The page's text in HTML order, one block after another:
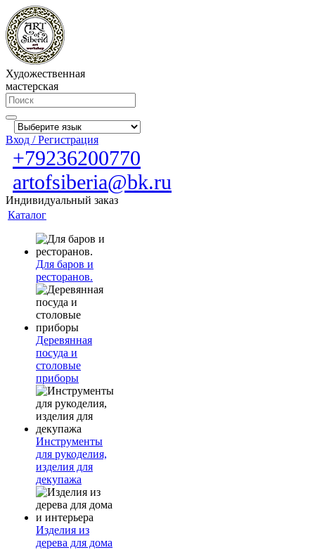
Художественная
мастерская
Вход / Регистрация
+79236200770
artofsiberia@bk.ru
Индивидуальный заказ
Каталог
Для баров и
ресторанов.
Деревянная
посуда и
столовые
приборы
Инструменты
для рукоделия,
изделия для
декупажа
Изделия из
дерева для дома